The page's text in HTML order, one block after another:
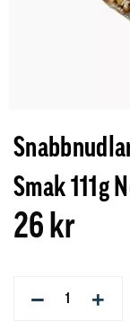
Smak 111g
26 kr
− +